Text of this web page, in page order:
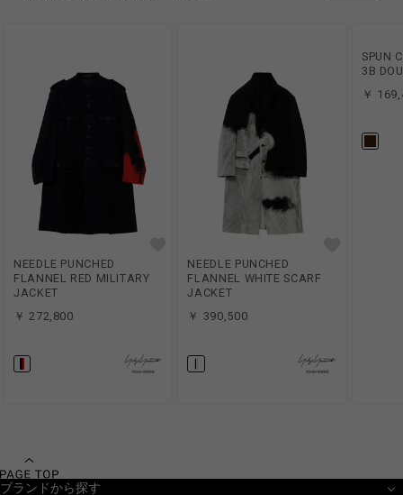
NEEDLE PUNCHED
FLANNEL RED MILITARY
JACKET
￥ 272,800
NEEDLE PUNCHED
FLANNEL WHITE SCARF
JACKET
￥ 390,500
SPUN
3B
￥
ブランドから探す